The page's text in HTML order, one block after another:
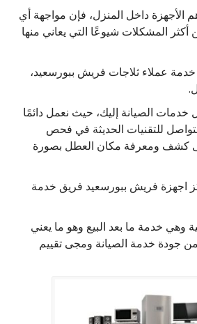
الأجهزة داخل المنزل، فإن مواجهة أي
المشكلات شيوعًا التي يعاني منها
عملاء ثلاجات فريش ببورسعيد،
الصيانة إليك، حيث نعمل دائمًا
للتقنيات الحديثة في فحص
كشف ومعرفة مكان العطل بصورة
اجهزة فريش ببورسعيد فريق خدمة
خدمة ما بعد البيع وهو ما يعني
من جودة خدمة الصيانة ومجى تقييم